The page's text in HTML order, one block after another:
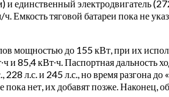
и единственный электродвигатель
Емкость тяговой батареи пока не
мощностью до 155 кВт, при их
и 85,4 кВт∙ч. Паспортная дальность
л.с. и 245 л.с., но время разгона до
нет, их добавят позже. Наконец,